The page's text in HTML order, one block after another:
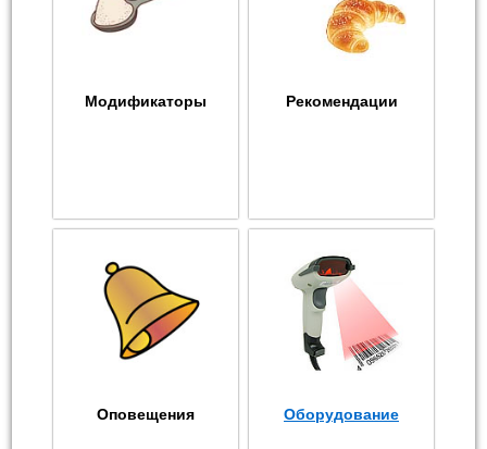
Модификаторы Рекомендации
Оповещения Оборудование